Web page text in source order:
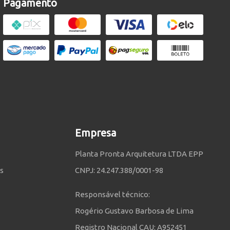
Pagamento
Empresa
Planta Pronta Arquitetura LTDA EPP
CNPJ: 24.247.388/0001-98
Responsável técnico:
Rogério Gustavo Barbosa de Lima
Registro Nacional CAU: A952451